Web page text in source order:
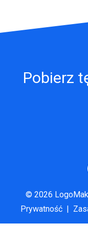
Pobierz